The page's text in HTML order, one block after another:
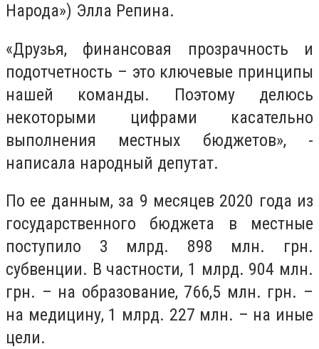
Народа») Элла Репина.
«Друзья, финансовая прозрачность и
подотчетность – это ключевые принципы
нашей команды. Поэтому делюсь
некоторыми цифрами касательно
выполнения местных бюджетов», -
написала народный депутат.
По ее данным, за 9 месяцев 2020 года из
государственного бюджета в местные
поступило 3 млрд. 898 млн. грн.
субвенции. В частности, 1 млрд. 904 млн.
грн. – на образование, 766,5 млн. грн. –
на медицину, 1 млрд. 227 млн. – на иные
цели.